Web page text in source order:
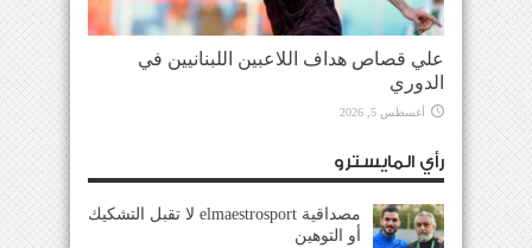
علي قصاص هداف اللاعبين اللبنانيين في
الدوري
أغسطس 5, 2026
رأي المايسترو
مصداقية elmaestrosport لا تقبل التشكيك
أو التوهين